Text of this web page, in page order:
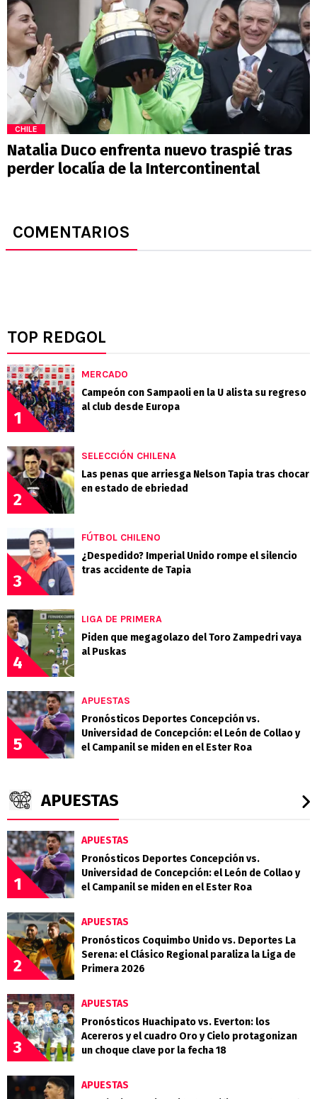
CHILE
Natalia Duco enfrenta nuevo traspié tras
perder localía de la Intercontinental
COMENTARIOS
TOP REDGOL
1
MERCADO
Campeón con Sampaoli en la U alista su regreso
al club desde Europa
2
SELECCIÓN CHILENA
Las penas que arriesga Nelson Tapia tras chocar
en estado de ebriedad
3
FÚTBOL CHILENO
¿Despedido? Imperial Unido rompe el silencio
tras accidente de Tapia
4
LIGA DE PRIMERA
Piden que megagolazo del Toro Zampedri vaya
al Puskas
5
APUESTAS
Pronósticos Deportes Concepción vs.
Universidad de Concepción: el León de Collao y
el Campanil se miden en el Ester Roa
APUESTAS
1
APUESTAS
Pronósticos Deportes Concepción vs.
Universidad de Concepción: el León de Collao y
el Campanil se miden en el Ester Roa
2
APUESTAS
Pronósticos Coquimbo Unido vs. Deportes La
Serena: el Clásico Regional paraliza la Liga de
Primera 2026
3
APUESTAS
Pronósticos Huachipato vs. Everton: los
Acereros y el cuadro Oro y Cielo protagonizan
un choque clave por la fecha 18
APUESTAS